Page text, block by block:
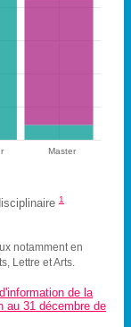
Master
1
notamment en
Lettre et Arts.
de la
au 31 décembre de